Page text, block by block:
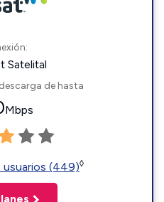
Satelital
de hasta
Mbps
usuarios (449)◊